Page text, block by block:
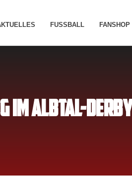
FUSSBALL FANSHOP
IM ALBTAL-DERBY